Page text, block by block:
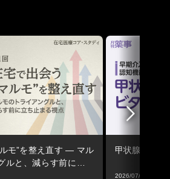
モ”を整え直す ― マル
ルと、減らす前に立ち
甲状腺機能低
2026/07/06